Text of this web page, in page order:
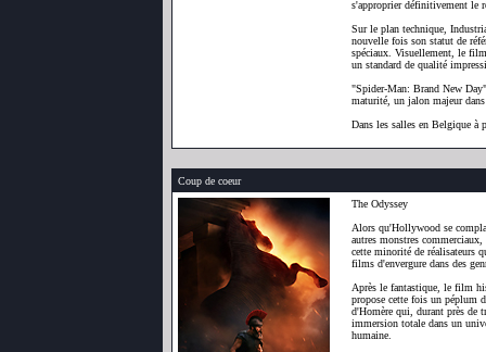
s'approprier définitivement le
Sur le plan technique,
nouvelle fois son statut de
spéciaux. Visuellement, le
un standard de qualité
"Spider-Man: Brand New
maturité, un jalon majeur
Dans les salles en Belgique à
Coup de coeur
The Odyssey
Alors qu'Hollywood se
autres monstres
cette minorité de réalisateurs
films d'envergure dans des
Après le fantastique, le film
propose cette fois un péplum
d'Homère qui, durant près de
immersion totale dans un
humaine.